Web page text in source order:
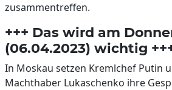
zusammentreffen.
+++ Das wird am
(06.04.2023) wichtig
In Moskau setzen Kremlchef Putin
Machthaber Lukaschenko ihre